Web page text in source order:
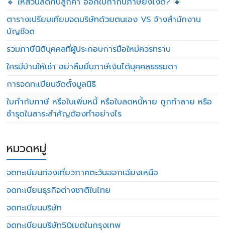
ตารางเปรียบเทียบจดบริษัทด้วยตนเอง VS จ้างสำนักงาน
บัญชีจด
รวมภาษีนิติบุคคลที่ผู้ประกอบการมือใหม่ควรทราบ
ใครมีบ้านให้เช่า อย่าลืมยื่นภาษีเงินได้บุคคลธรรมดา
การจดทะเบียนจัดตั้งมูลนิธิ
ใบกำกับภาษี หรือใบเพิ่มหนี้ หรือใบลดหนี้หาย ถูกทำลาย หรือ
ชำรุดในสาระสำคัญต้องทำอย่างไร
หมวดหมู่
จดทะเบียนท่องเที่ยวภาคตะวันออกเฉียงเหนือ
จดทะเบียนธุรกิจต่างชาติในไทย
จดทะเบียนบริษัท
จดทะเบียนบริษัท50เขตในกรุงเทพ